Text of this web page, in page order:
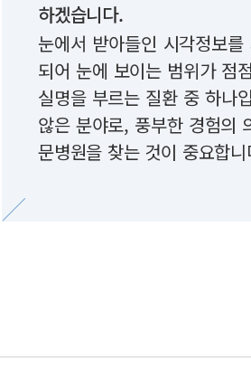
하겠습니다.
눈에서 받아들인 시각정보
되어 눈에 보이는 범위가 점
실명을 부르는 질환 중 하나
않은 분야로, 풍부한 경험의
문병원을 찾는 것이 중요합니